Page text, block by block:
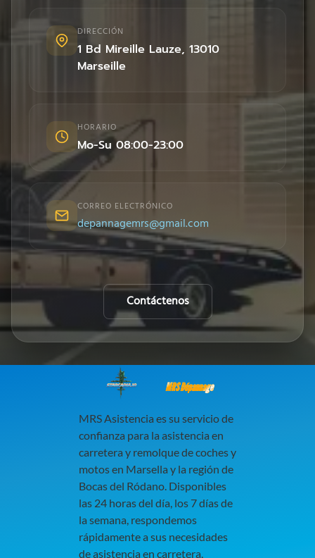
DIRECCIÓN
1 Bd Mireille Lauze, 13010
Marseille
HORARIO
Mo-Su 08:00-23:00
CORREO ELECTRÓNICO
depannagemrs@gmail.com
Contáctenos
MRS Dépannage
MRS Asistencia es su servicio de
confianza para la asistencia en
carretera y remolque de coches y
motos en Marsella y la región de
Bocas del Ródano. Disponibles
las 24 horas del día, los 7 días de
la semana, respondemos
rápidamente a sus necesidades
de asistencia en carretera,